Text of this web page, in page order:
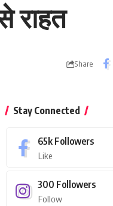
राहत
Share
Stay Connected
65k Followers
Like
300 Followers
Follow